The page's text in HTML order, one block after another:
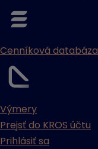
Cenníková databáza
Výmery
Prejsť do KROS účtu
Prihlásiť sa